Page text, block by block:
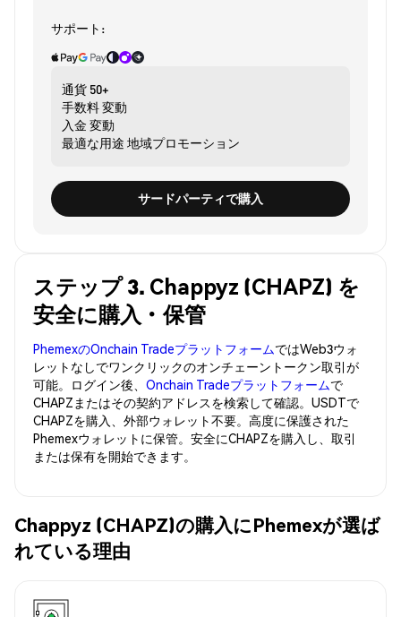
サポート:
通貨 50+
手数料変動
入金 変動
最適な用途 地域プロモーション
サードパーティで購入
ステップ 3. Chappyz (CHAPZ) を
安全に購入・保管
PhemexのOnchain TradeプラットフォームではWeb3ウォ
レットなしでワンクリックのオンチェーントークン取引が
可能。ログイン後、 Onchain Tradeプラットフォームで
CHAPZまたはその契約アドレスを検索して確認。USDTで
CHAPZを購入、外部ウォレット不要。高度に保護された
Phemexウォレットに保管。安全にCHAPZを購入し、取引
または保有を開始できます。
Chappyz (CHAPZ)の購入にPhemexが選ば
れている理由